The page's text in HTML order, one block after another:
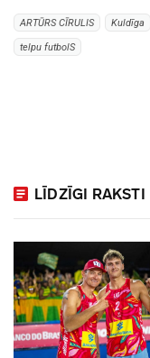
ARTŪRS CĪRULIS Kuldīga
telpu futbolS
LĪDZĪGI RAKSTI